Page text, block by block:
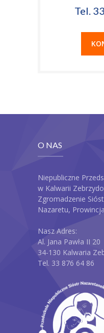
Tel.
O NAS
Niepubliczne
w Kalwarii
Zgromadzenie
Nazaretu,
Nasz Adres:
Al. Jana Pawła II 20
34-130 Kalwaria
Tel. 33 876 64 86